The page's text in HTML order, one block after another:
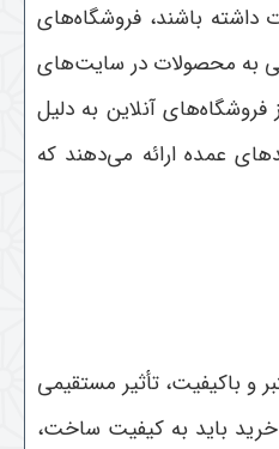
باشند، فروشگاه‌های
به محصولات در سایت‌های
آنلاین به دلیل
عمده ارائه می‌دهند که
و باکیفیت، تأثیر مستقیمی
باید به کیفیت ساخت،